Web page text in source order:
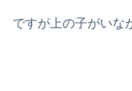
ですが上の子がいな